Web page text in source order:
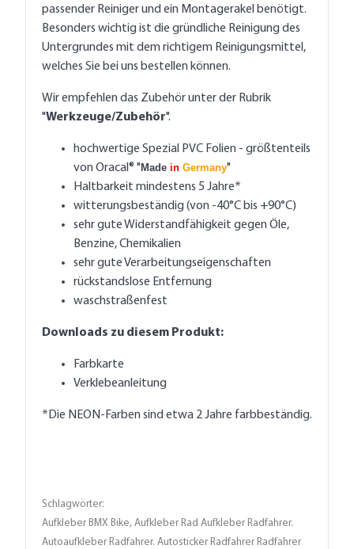
passender Reiniger und ein Montagerakel benötigt.
Besonders wichtig ist die gründliche Reinigung des
Untergrundes mit dem richtigem Reinigungsmittel,
welches Sie bei uns bestellen können.
Wir empfehlen das Zubehör unter der Rubrik
"Werkzeuge/Zubehör".
hochwertige Spezial PVC Folien - größtenteils
von Oracal® " Made in Germany"
Haltbarkeit mindestens 5 Jahre*
witterungsbeständig (von -40°C bis +90°C)
sehr gute Widerstandfähigkeit gegen Öle,
Benzine, Chemikalien
sehr gute Verarbeitungseigenschaften
rückstandslose Entfernung
waschstraßenfest
Downloads zu diesem Produkt:
Farbkarte
Verklebeanleitung
*Die NEON-Farben sind etwa 2 Jahre farbbeständig.
Schlagwörter:
Aufkleber BMX Bike, Aufkleber Rad Aufkleber Radfahrer.
Autoaufkleber Radfahrer. Autosticker Radfahrer Radfahrer